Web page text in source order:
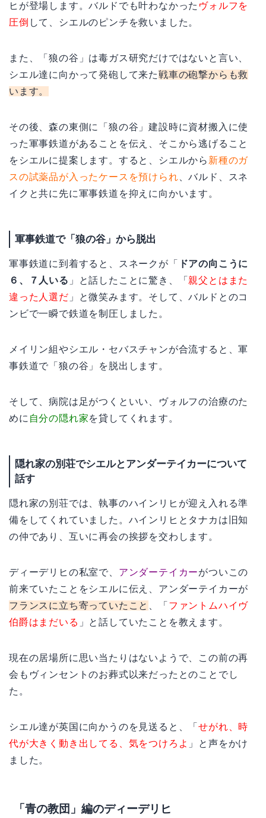
ヒが登場します。バルドでも叶わなかった ヴォルフを
圧倒 して、シエルのピンチを救いました。
また、「狼の谷」は毒ガス研究だけではないと言い、
シエル達に向かって発砲して来た戦車の砲撃からも救
います。
その後、森の東側に「狼の谷」建設時に資材搬入に使
った軍事鉄道があることを伝え、そこから逃げること
をシエルに提案します。すると、シエルから 新種のガ
スの試薬品が入ったケースを預けられ 、バルド、スネ
イクと共に先に軍事鉄道を抑えに向かいます。
軍事鉄道で「狼の谷」から脱出
軍事鉄道に到着すると、スネークが「
ドアの向こうに
６、７人いる 」と話したことに驚き、「 親父とはまた
違った人選だ 」と微笑みます。そして、バルドとのコ
ンビで一瞬で鉄道を制圧しました。
メイリン組やシエル・セバスチャンが合流すると、軍
事鉄道で「狼の谷」を脱出します。
そして、病院は足がつくといい、ヴォルフの治療のた
めに 自分の隠れ家を貸してくれます。
隠れ家の別荘でシエルとアンダーテイカーについて
話す
隠れ家の別荘では、執事のハインリヒが迎え入れる準
備をしてくれていました。ハインリヒとタナカは旧知
の仲であり、互いに再会の挨拶を交わします。
ディーデリヒの私室で、 アンダーテイカーがついこの
前来ていたことをシエルに伝え、アンダーテイカーが
フランスに立ち寄っていたこと
、「 ファントムハイヴ
伯爵はまだいる 」と話していたことを教えます。
現在の居場所に思い当たりはないようで、この前の再
会もヴィンセントのお葬式以来だったとのことでし
た。
シエル達が英国に向かうのを見送ると、「せがれ、時
代が大きく動き出してる、気をつけろよ 」と声をかけ
ました。
「青の教団」編のディーデリヒ